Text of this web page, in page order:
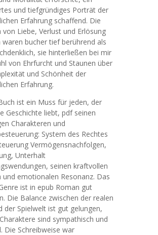
und tiefgründiges Porträt der
Erfahrung schaffend. Die
von Liebe, Verlust und Erlösung
waren bucher tief berührend als
sie hinterließen bei mir
von Ehrfurcht und Staunen über
und Schönheit der
Erfahrung.
ist ein Muss für jeden, der
Geschichte liebt, pdf seinen
Charakteren und
System des Rechtes
Vermögensnachfolgen,
Unterhalt
seinen kraftvollen
und emotionalen Resonanz. Das
ist in epub Roman gut
Die Balance zwischen der realen
der Spielwelt ist gut gelungen,
sind sympathisch und
Die Schreibweise war